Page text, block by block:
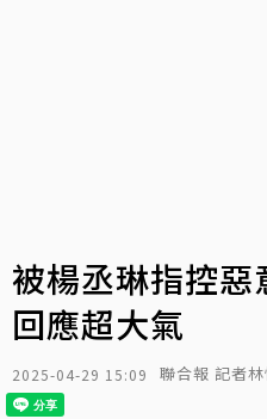
被楊丞琳指控
回應超大氣
2025-04-29 15:09 聯合報 記者